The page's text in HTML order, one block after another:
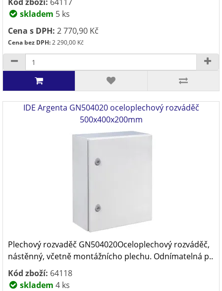
skladem 5 ks
Cena s DPH: 2 770,90 Kč
Cena bez DPH:2 290,00 Kč
IDE Argenta GN504020 oceloplechový rozváděč
500x400x200mm
Plechový rozvaděč GN504020Oceloplechový rozváděč,
nástěnný, včetně montážnícho plechu. Odnímatelná p..
Kód zboží: 64118
skladem 4 ks